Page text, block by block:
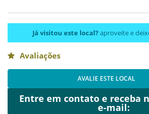
Já visitou este local?aproveite e
Avaliações
AVALIE ESTE LOCAL
Entre em contato e receba
e-mail: